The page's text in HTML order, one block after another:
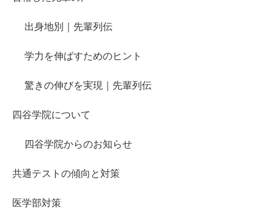
出身地別｜先輩列伝
学力を伸ばすためのヒント
驚きの伸びを実現｜先輩列伝
四谷学院について
四谷学院からのお知らせ
共通テストの傾向と対策
医学部対策